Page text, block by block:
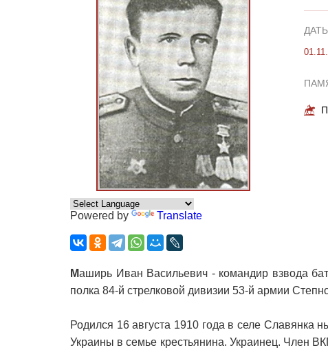
Powered by Translate
Маширь Иван Васильевич - командир взвода
полка 84-й стрелковой дивизии 53-й армии
Родился 16 августа 1910 года в селе Славянка
Украины в семье крестьянина. Украинец. Член